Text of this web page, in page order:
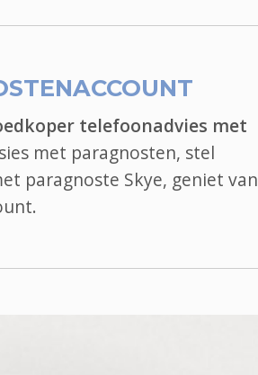
telefoonadvies met
met paragnosten, stel
paragnoste Skye, geniet van